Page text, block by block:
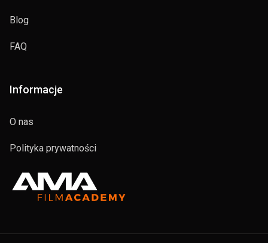
Blog
FAQ
Informacje
O nas
Polityka prywatności